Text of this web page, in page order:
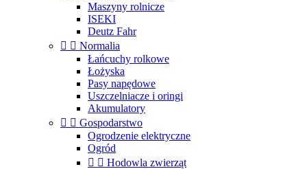
Maszyny rolnicze
ISEKI
Deutz Fahr
  Normalia
Łańcuchy rolkowe
Łożyska
Pasy napędowe
Uszczelniacze i oringi
Akumulatory
  Gospodarstwo
Ogrodzenie elektryczne
Ogród
  Hodowla zwierząt